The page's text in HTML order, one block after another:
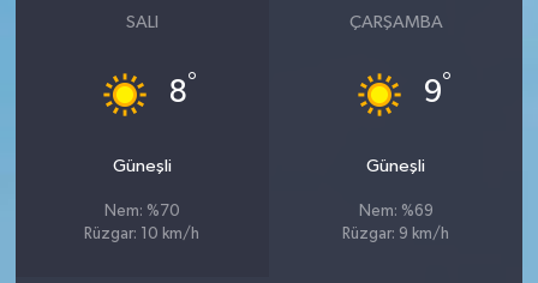
SALI
8°
Güneşli
Nem: %70
Rüzgar: 10 km/h
ÇARŞAMBA
9°
Güneşli
Nem: %69
Rüzgar: 9 km/h